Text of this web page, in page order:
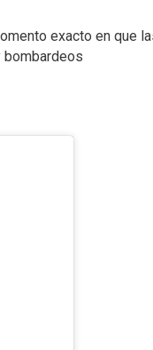
exacto en que
bombardeos